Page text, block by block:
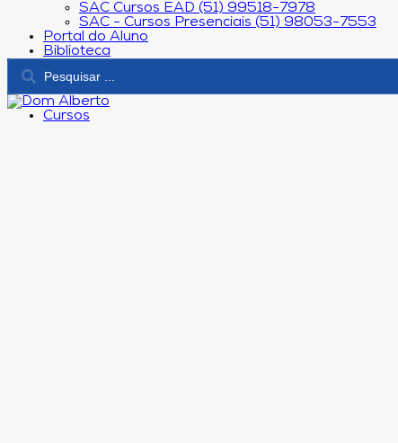
SAC Cursos EAD (51) 99518-7978
SAC - Cursos Presenciais (51) 98053-7553
Portal do Aluno
Biblioteca
Cursos